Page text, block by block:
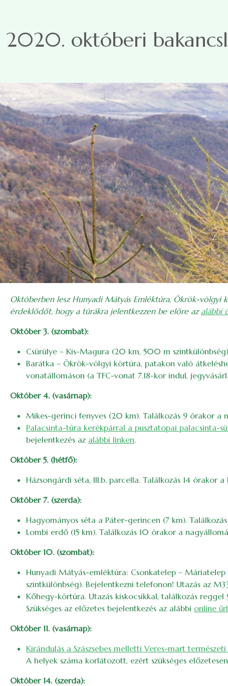
2020. októberi
Októberben lesz Hunyadi Mátyás Emléktúra, Ökrök-völgyi
érdeklődőt, hogy a túrákra jelentkezzen be előre az alábbi
Október 3. (szombat):
Csürülye – Kis-Magura (20 km, 500 m
Barátka – Ökrök-völgyi körtúra, patakon való
vonatállomáson (a TFC-vonat 7.18-kor indul,
Október 4. (vasárnap):
Mikes-gerinci fenyves (20 km). Találkozás 9 órakor a
Palacsinta-túra kerékpárral a pusztatopai palacsinta-
bejelentkezés az alábbi linken.
Október 5. (hétfő):
Házsongárdi séta, III.b. parcella. Találkozás 14 órakor
Október 7. (szerda):
Hagyományos séta a Páter-gerincen (7 km).
Lombi erdő (15 km). Találkozás 10 órakor a
Október 10. (szombat):
Hunyadi Mátyás-emléktúra: Csonkatelep –
szintkülönbség). Bejelentkezni telefonon! Utazás az
Kőhegy-körtúra. Utazás kiskocsikkal, találkozás
Szükséges az előzetes bejelentkezés az alábbi online
Október 11. (vasárnap):
Kirándulás a Szászsebes melletti Veres-mart
A helyek száma korlátozott, ezért szükséges
Október 14. (szerda):